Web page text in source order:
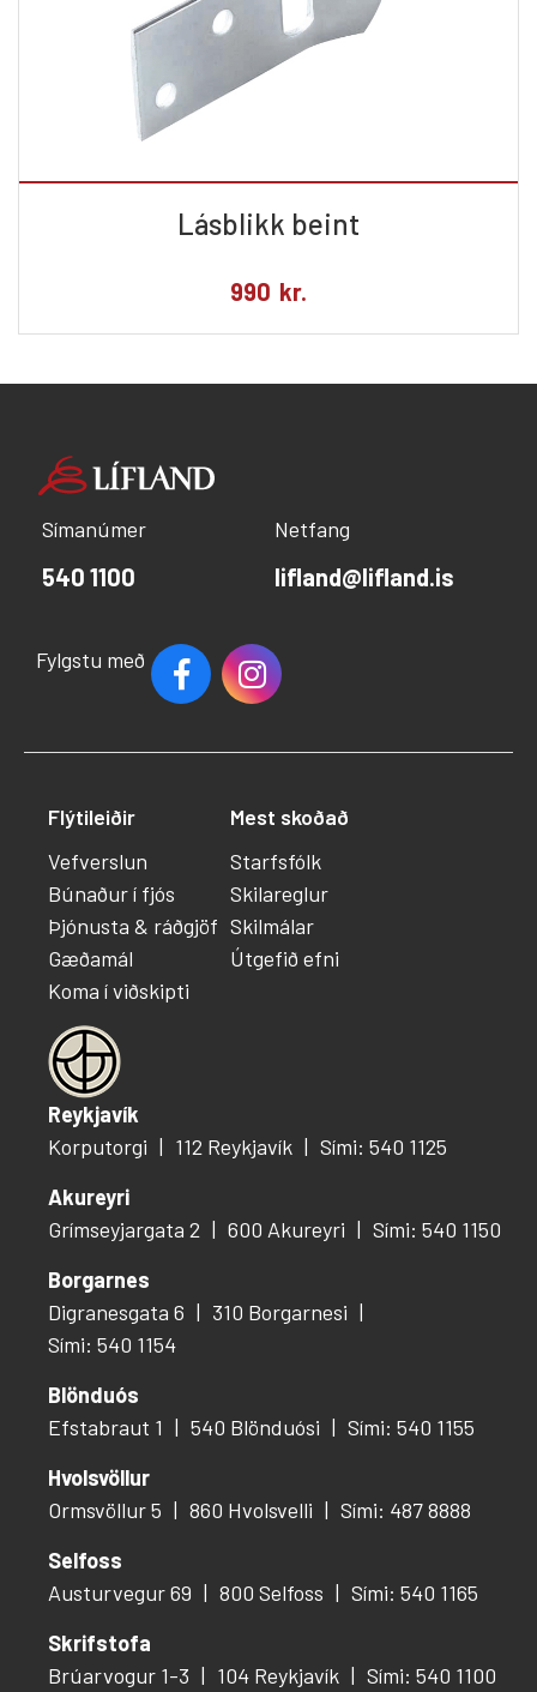
Lásblikk beint
990 kr.
Símanúmer
540 1100
Netfang
lifland@lifland.is
Fylgstu með
Reykjavík
Korputorgi
112 Reykjavík
Sími: 540 1125
Akureyri
Grímseyjargata 2
600 Akureyri
Sími: 540 1150
Borgarnes
Digranesgata 6
310 Borgarnesi
Sími: 540 1154
Blönduós
Efstabraut 1
540 Blönduósi
Sími: 540 1155
Hvolsvöllur
Ormsvöllur 5
860 Hvolsvelli
Sími: 487 8888
Selfoss
Austurvegur 69
800 Selfoss
Sími: 540 1165
Skrifstofa
Brúarvogur 1-3
104 Reykjavík Sími: 540 1100
Flýtileiðir
Vefverslun
Búnaður í fjós
Þjónusta & ráðgjöf
Gæðamál
Koma í viðskipti
Mest skoðað
Starfsfólk
Skilareglur
Skilmálar
Útgefið efni